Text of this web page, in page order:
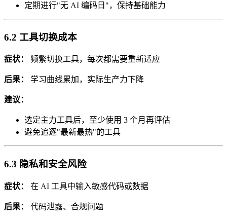
定期进行"无 AI 编码日"，保持基础能力
6.2 工具切换成本
症状： 频繁切换工具，每次都需要重新适应
后果： 学习曲线累加，实际生产力下降
建议：
选定主力工具后，至少使用 3 个月再评估
避免追逐"最新最热"的工具
6.3 隐私和安全风险
症状： 在 AI 工具中输入敏感代码或数据
后果： 代码泄露、合规问题